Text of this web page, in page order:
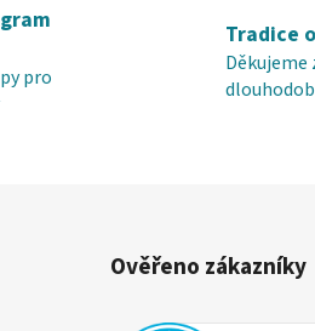
pro
Tradice
Děkujeme
Ověřeno zákazníky